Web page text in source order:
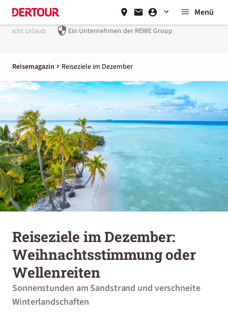
Menü
Ein Unternehmen derREWE Group
Reisemagazin Reiseziele im Dezember
Reiseziele im Dezember:
Weihnachtsstimmung oder
Wellenreiten
Sonnenstunden am Sandstrand und verschneite
Winterlandschaften